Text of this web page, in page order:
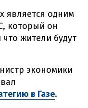
является одним
который он
жители будут
экономики
в Газе.